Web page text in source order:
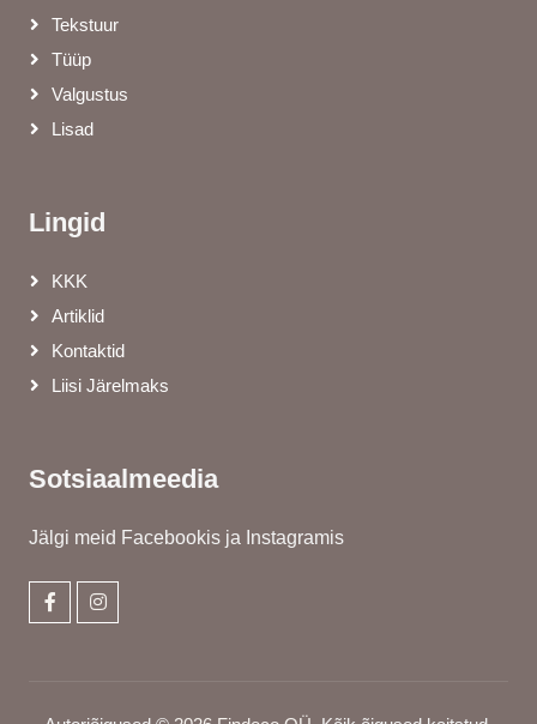
Tekstuur
Tüüp
Valgustus
Lisad
Lingid
KKK
Artiklid
Kontaktid
Liisi Järelmaks
Sotsiaalmeedia
Jälgi meid Facebookis ja Instagramis